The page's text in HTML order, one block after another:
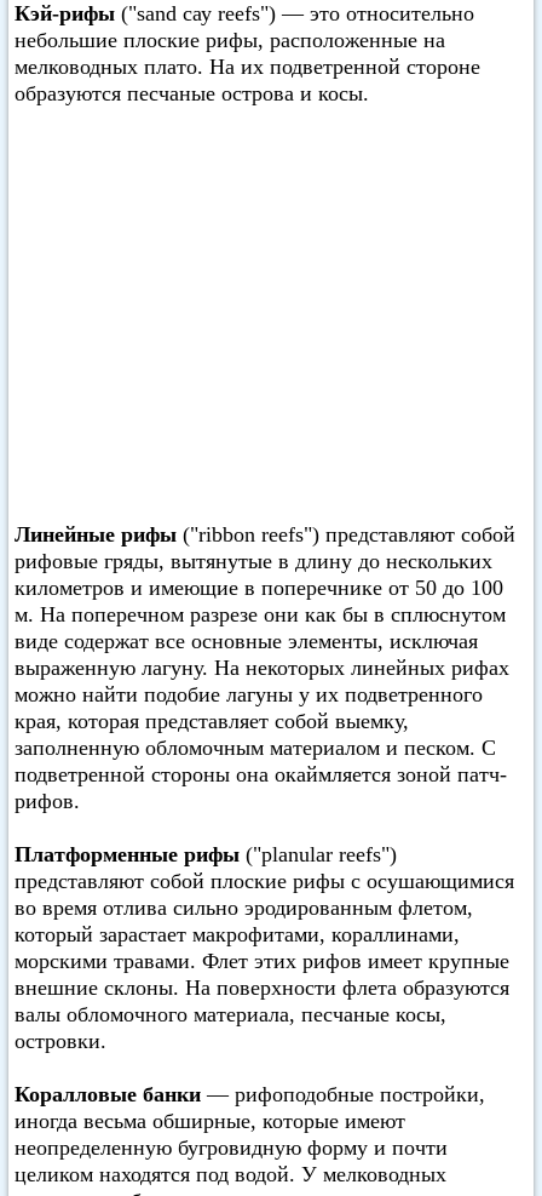
Кэй-рифы ("sand сау reefs") — это относительно
небольшие плоские рифы, расположенные на
мелководных плато. На их подветренной стороне
образуются песчаные острова и косы.
Линейные рифы ("ribbon reefs") представляют собой
рифовые гряды, вытянутые в длину до нескольких
километров и имеющие в поперечнике от 50 до 100
м. На поперечном разрезе они как бы в сплюснутом
виде содержат все основные элементы, исключая
выраженную лагуну. На некоторых линейных рифах
можно найти подобие лагуны у их подветренного
края, которая представляет собой выемку,
заполненную обломочным материалом и песком. С
подветренной стороны она окаймляется зоной патч-
рифов.
Платформенные рифы ("planular reefs")
представляют собой плоские рифы с осушающимися
во время отлива сильно эродированным флетом,
который зарастает макрофитами, кораллинами,
морскими травами. Флет этих рифов имеет крупные
внешние склоны. На поверхности флета образуются
валы обломочного материала, песчаные косы,
островки.
Коралловые банки — рифоподобные постройки,
иногда весьма обширные, которые имеют
неопределенную бугровидную форму и почти
целиком находятся под водой. У мелководных